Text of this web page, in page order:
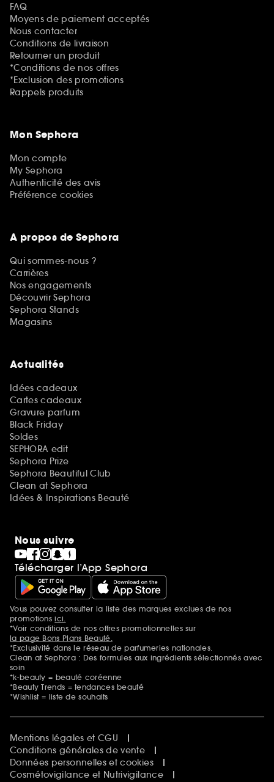
FAQ
Moyens de paiement acceptés
Nous contacter
Conditions de livraison
Retourner un produit
*Conditions de nos offres
*Exclusion des promotions
Rappels produits
Mon Sephora
Mon compte
My Sephora
Authenticité des avis
Préférence cookies
A propos de Sephora
Qui sommes-nous ?
Carrières
Nos engagements
Découvrir Sephora
Sephora Stands
Magasins
Actualités
Idées cadeaux
Cartes cadeaux
Gravure parfum
Black Friday
Soldes
SEPHORA edit
Sephora Prize
Sephora Beautiful Club
Clean at Sephora
Idées & Inspirations Beauté
Nous suivre
Télécharger l’App Sephora
Mentions additionnelles
Vous pouvez consulter la liste des marques exclues de nos
promotionsici.
*Voir conditions de nos offres promotionnelles sur
la page Bons Plans Beauté.
*Exclusivité dans le réseau de parfumeries nationales.
Clean at Sephora : Des formules aux ingrédients sélectionnés avec
soin
*k-beauty = beauté coréenne
*Beauty Trends = tendances beauté
*Wishlist = liste de souhaits
Mentions légales et CGU
Conditions générales de vente
Données personnelles et cookies
Cosmétovigilance et Nutrivigilance